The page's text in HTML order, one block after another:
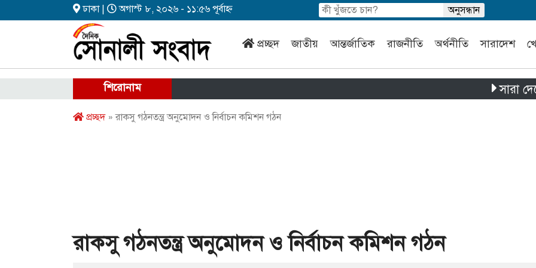
ঢাকা | অগাস্ট ৮, ২০২৬ - ১১:৫৬ পূর্বাহ্ন
প্রচ্ছদ জাতীয় আন্তর্জাতিক রাজনীতি অর্থনীতি সারাদেশ
শিরোনাম সারা দেশে
প্রচ্ছদ» রাকসু গঠনতন্ত্র অনুমোদন ও নির্বাচন কমিশন গঠন
রাকসু গঠনতন্ত্র অনুমোদন ও নির্বাচন কমিশন গঠন